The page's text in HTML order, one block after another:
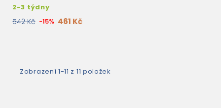
2-3 týdny
542 Kč -15% 461 Kč
Zobrazení 1-11 z 11 položek